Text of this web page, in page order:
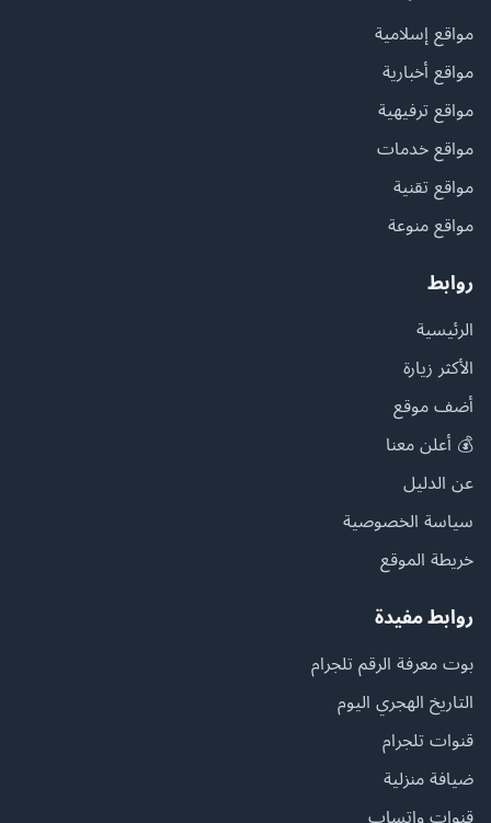
مواقع إسلامية
مواقع أخبارية
مواقع ترفيهية
مواقع خدمات
مواقع تقنية
مواقع منوعة
روابط
الرئيسية
الأكثر زيارة
أضف موقع
💰 أعلن معنا
عن الدليل
سياسة الخصوصية
خريطة الموقع
روابط مفيدة
بوت معرفة الرقم تلجرام
التاريخ الهجري اليوم
قنوات تلجرام
ضيافة منزلية
قنوات واتساب